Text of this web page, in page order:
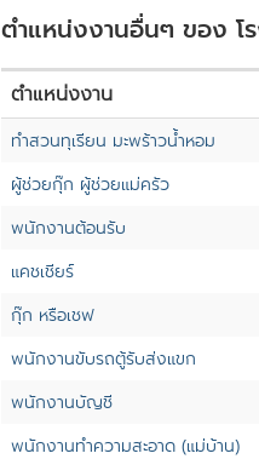
ตำแหน่งงานอื่นๆ ของ โ
ตำแหน่งงาน
ทำสวนทุเรียน มะพร้าวน้ำหอม
ผู้ช่วยกุ๊ก ผู้ช่วยแม่ครัว
พนักงานต้อนรับ
แคชเชียร์
กุ๊ก หรือเชฟ
พนักงานขับรถตู้รับส่งแขก
พนักงานบัญชี
พนักงานทำความสะอาด (แม่บ้าน)